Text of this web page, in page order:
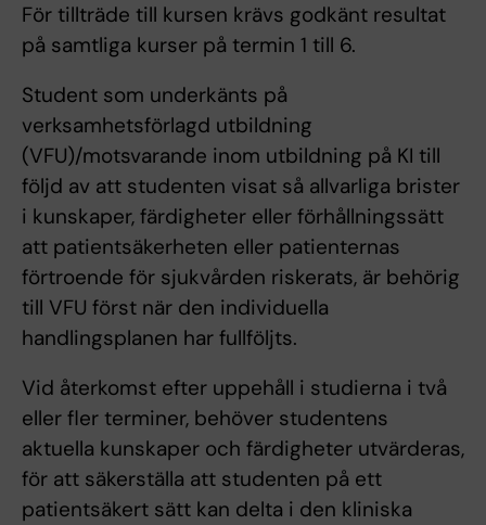
För tillträde till kursen krävs godkänt resultat
på samtliga kurser på termin 1 till 6.
Student som underkänts på
verksamhetsförlagd utbildning
(VFU)/motsvarande inom utbildning på KI till
följd av att studenten visat så allvarliga brister
i kunskaper, färdigheter eller förhållningssätt
att patientsäkerheten eller patienternas
förtroende för sjukvården riskerats, är behörig
till VFU först när den individuella
handlingsplanen har fullföljts.
Vid återkomst efter uppehåll i studierna i två
eller fler terminer, behöver studentens
aktuella kunskaper och färdigheter utvärderas,
för att säkerställa att studenten på ett
patientsäkert sätt kan delta i den kliniska